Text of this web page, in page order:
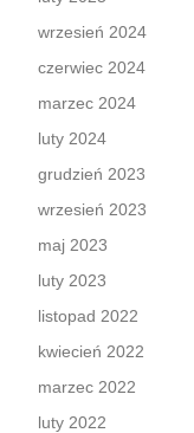
wrzesień 2024
czerwiec 2024
marzec 2024
luty 2024
grudzień 2023
wrzesień 2023
maj 2023
luty 2023
listopad 2022
kwiecień 2022
marzec 2022
luty 2022